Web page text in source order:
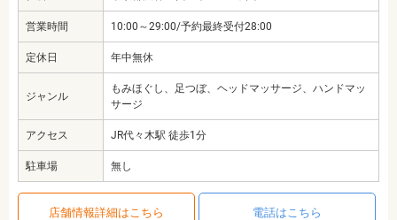
営業時間 10:00～29:00/予約最終受付28:00
定休日 年中無休
ジャンル
もみほぐし、足つぼ、ヘッドマッサージ、ハンドマッ
サージ
アクセス JR代々木駅 徒歩1分
駐車場 無し
店舗情報詳細はこちら 電話はこちら